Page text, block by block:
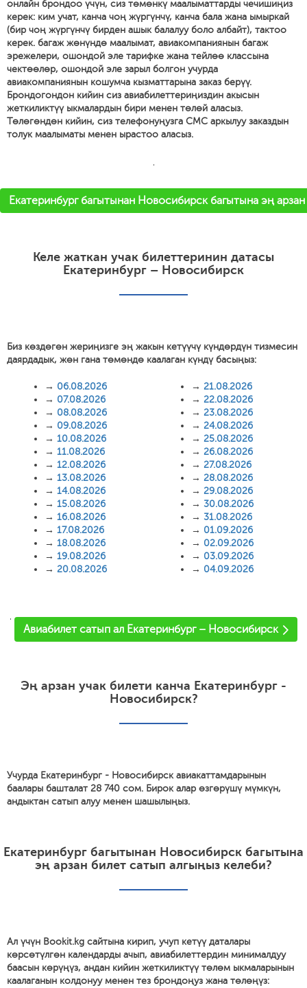
онлайн брондоо үчүн, сиз төмөнкү маалыматтарды чечишиңиз
керек: ким учат, канча чоң жүргүнчү, канча бала жана ымыркай
(бир чоң жүргүнчү бирден ашык балалуу боло албайт), тактоо
керек. багаж жөнүндө маалымат, авиакомпаниянын багаж
эрежелери, ошондой эле тарифке жана тейлөө классына
чектөөлөр, ошондой эле зарыл болгон учурда
авиакомпаниянын кошумча кызматтарына заказ берүү.
Брондогондон кийин сиз авиабилеттериңиздин акысын
жеткиликтүү ыкмалардын бири менен төлөй аласыз.
Төлөгөндөн кийин, сиз телефонуңузга СМС аркылуу заказдын
толук маалыматы менен ырастоо аласыз.
'
Екатеринбург багытынан Новосибирск багытына эң
Келе жаткан учак билеттеринин датасы
Екатеринбург – Новосибирск
Биз көздөгөн жериңизге эң жакын кетүүчү күндөрдүн тизмесин
даярдадык, жөн гана төмөндө каалаган күндү басыңыз:
→ 06.08.2026
→ 07.08.2026
→ 08.08.2026
→ 09.08.2026
→ 10.08.2026
→ 11.08.2026
→ 12.08.2026
→ 13.08.2026
→ 14.08.2026
→ 15.08.2026
→ 16.08.2026
→ 17.08.2026
→ 18.08.2026
→ 19.08.2026
→ 20.08.2026
→ 21.08.2026
→ 22.08.2026
→ 23.08.2026
→ 24.08.2026
→ 25.08.2026
→ 26.08.2026
→ 27.08.2026
→ 28.08.2026
→ 29.08.2026
→ 30.08.2026
→ 31.08.2026
→ 01.09.2026
→ 02.09.2026
→ 03.09.2026
→ 04.09.2026
'
Авиабилет сатып ал Екатеринбург – Новосибирск
Эң арзан учак билети канча Екатеринбург -
Новосибирск?
Учурда Екатеринбург - Новосибирск авиакаттамдарынын
баалары башталат 28 740 сом. Бирок алар өзгөрүшү мүмкүн,
андыктан сатып алуу менен шашылыңыз.
Екатеринбург багытынан Новосибирск багытына
эң арзан билет сатып алгыңыз келеби?
Ал үчүн Bookit.kg сайтына кирип, учуп кетүү даталары
көрсөтүлгөн календарды ачып, авиабилеттердин минималдуу
баасын көрүңүз, андан кийин жеткиликтүү төлөм ыкмаларынын
каалаганын колдонуу менен тез брондоңуз жана төлөңүз: